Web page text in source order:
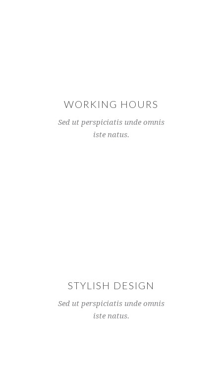
WORKING HOURS
Sed ut perspiciatis unde omnis
iste natus.
STYLISH DESIGN
Sed ut perspiciatis unde omnis
iste natus.